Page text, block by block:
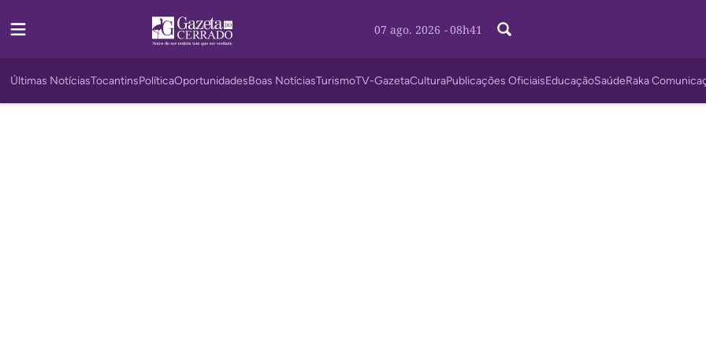
07 ago. 2026 - 08h41
Últimas NotíciasTocantinsPolíticaOportunidadesBoas NotíciasTurismoTV-GazetaCulturaPublicações OficiaisEducaçãoSaúdeRaka